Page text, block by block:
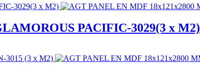
PACIFIC-3029(3 x M2)